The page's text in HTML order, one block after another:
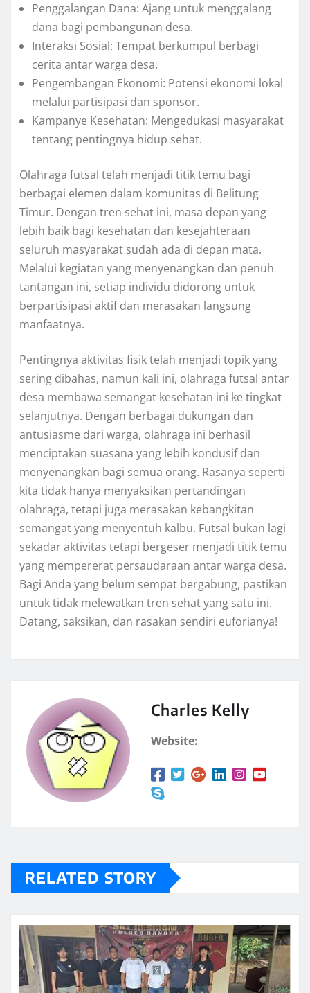
Penggalangan Dana: Ajang untuk menggalang
dana bagi pembangunan desa.
Interaksi Sosial: Tempat berkumpul berbagi
cerita antar warga desa.
Pengembangan Ekonomi: Potensi ekonomi lokal
melalui partisipasi dan sponsor.
Kampanye Kesehatan: Mengedukasi masyarakat
tentang pentingnya hidup sehat.
Olahraga futsal telah menjadi titik temu bagi
berbagai elemen dalam komunitas di Belitung
Timur. Dengan tren sehat ini, masa depan yang
lebih baik bagi kesehatan dan kesejahteraan
seluruh masyarakat sudah ada di depan mata.
Melalui kegiatan yang menyenangkan dan penuh
tantangan ini, setiap individu didorong untuk
berpartisipasi aktif dan merasakan langsung
manfaatnya.
Pentingnya aktivitas fisik telah menjadi topik yang
sering dibahas, namun kali ini, olahraga futsal antar
desa membawa semangat kesehatan ini ke tingkat
selanjutnya. Dengan berbagai dukungan dan
antusiasme dari warga, olahraga ini berhasil
menciptakan suasana yang lebih kondusif dan
menyenangkan bagi semua orang. Rasanya seperti
kita tidak hanya menyaksikan pertandingan
olahraga, tetapi juga merasakan kebangkitan
semangat yang menyentuh kalbu. Futsal bukan lagi
sekadar aktivitas tetapi bergeser menjadi titik temu
yang mempererat persaudaraan antar warga desa.
Bagi Anda yang belum sempat bergabung, pastikan
untuk tidak melewatkan tren sehat yang satu ini.
Datang, saksikan, dan rasakan sendiri euforianya!
Charles Kelly
Website:
RELATED STORY